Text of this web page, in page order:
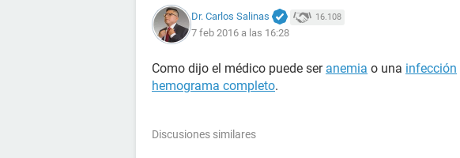
Dr. Carlos Salinas 16.108
7 feb 2016 a las 16:28
Como dijo el médico puede ser anemia o una infección
hemograma completo.
Discusiones similares